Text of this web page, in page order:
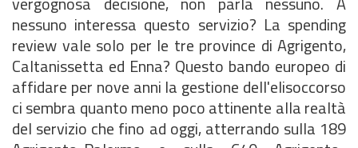
nessuno interessa questo servizio? La spending
review vale solo per le tre province di Agrigento,
Caltanissetta ed Enna? Questo bando europeo di
affidare per nove anni la gestione dell'elisoccorso
ci sembra quanto meno poco attinente alla realtà
del servizio che fino ad oggi, atterrando sulla 189